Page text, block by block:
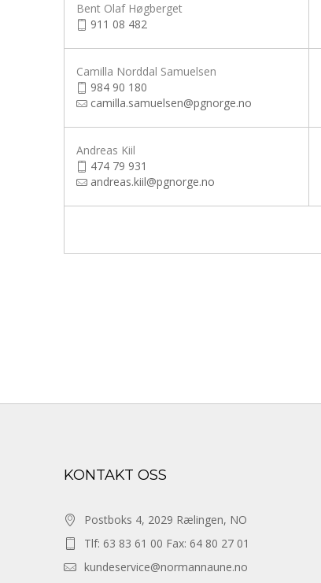
Bent Olaf Høgberget
911 08 482
Camilla Norddal Samuelsen
984 90 180
camilla.samuelsen@pgnorge.no
Andreas Kiil
474 79 931
andreas.kiil@pgnorge.no
KONTAKT OSS
Postboks 4, 2029 Rælingen, NO
Tlf: 63 83 61 00 Fax: 64 80 27 01
kundeservice@normannaune.no